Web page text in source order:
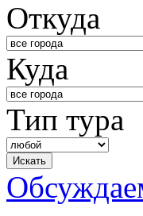
Откуда
Куда
Тип тура